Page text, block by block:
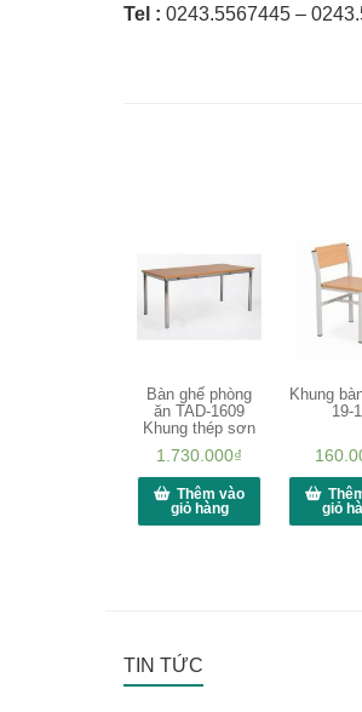
Tel : 0243.5567445 –
Bàn ghế phòng
ăn TAD-1609
Khung thép sơn
1.730.000₫
Thêm vào
giỏ hàng
Khung
19-
giỏ
TIN TỨC